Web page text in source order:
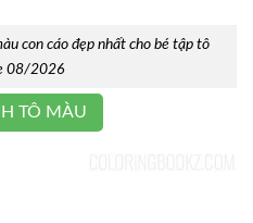
con cáo đẹp nhất cho bé tập tô
08/2026
TÔ MÀU